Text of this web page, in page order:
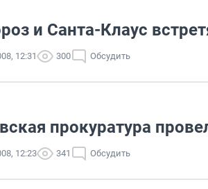
и Санта-Клаус
12:31 300 Обсудить
прокуратура
12:23 341 Обсудить